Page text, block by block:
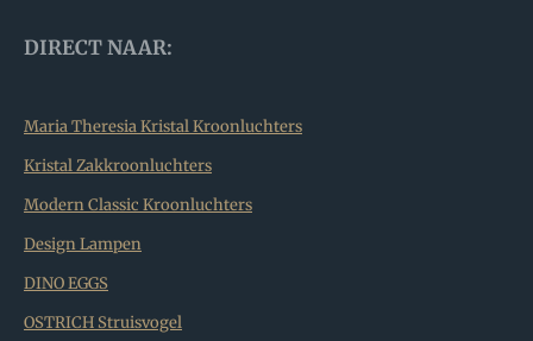
DIRECT NAAR:
Maria Theresia Kristal Kroonluchters
Kristal Zakkroonluchters
Modern Classic Kroonluchters
Design Lampen
DINO EGGS
OSTRICH Struisvogel